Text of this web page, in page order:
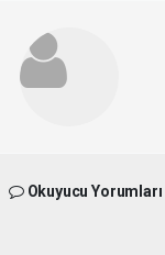
Okuyucu Yorumları